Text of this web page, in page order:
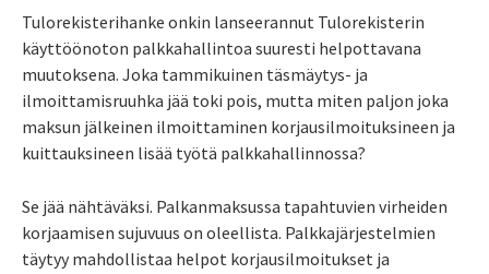
Tulorekisterihanke onkin lanseerannut Tulorekisterin
käyttöönoton palkkahallintoa suuresti helpottavana
muutoksena. Joka tammikuinen täsmäytys- ja
ilmoittamisruuhka jää toki pois, mutta miten paljon joka
maksun jälkeinen ilmoittaminen korjausilmoituksineen ja
kuittauksineen lisää työtä palkkahallinnossa?
Se jää nähtäväksi. Palkanmaksussa tapahtuvien virheiden
korjaamisen sujuvuus on oleellista. Palkkajärjestelmien
täytyy mahdollistaa helpot korjausilmoitukset ja